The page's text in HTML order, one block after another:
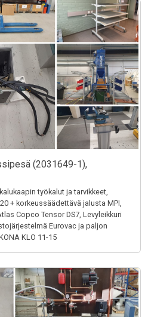
(2031649-1),
työkalut ja tarvikkeet,
+ korkeussäädettävä jalusta MPI,
Copco Tensor DS7, Levyleikkuri
Eurovac ja paljon
KLO 11-15